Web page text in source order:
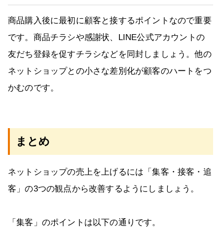
商品購入後に最初に顧客と接するポイントなので重要
です。商品チラシや感謝状、LINE公式アカウントの
友だち登録を促すチラシなどを同封しましょう。他の
ネットショップとの小さな差別化が顧客のハートをつ
かむのです。
まとめ
ネットショップの売上を上げるには「集客・接客・追
客」の3つの観点から改善するようにしましょう。
「集客」のポイントは以下の通りです。